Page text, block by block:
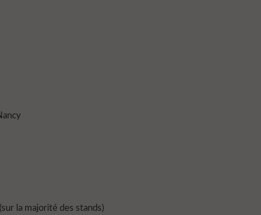
la majorité des stands)